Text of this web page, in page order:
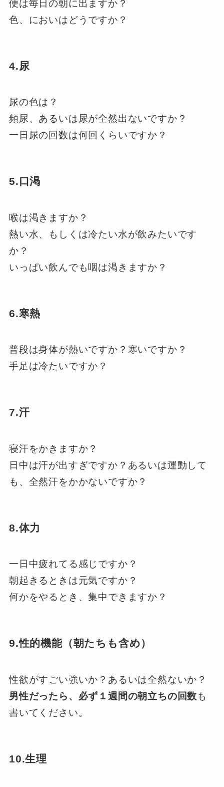
便は毎日の朝に出ますか？
色、においはどうですか？
4.尿
尿の色は？
頻尿、あるいは尿が全然出ないですか？
一日尿の回数は何回くらいですか？
5.口渇
喉は渇きますか？
熱い水、もしくは冷たい水が飲みたいです
か？
いっぱい飲んでも咽は渇きますか？
6.寒熱
普段は身体が熱いですか？寒いですか？
手足は冷たいですか？
7.汗
寝汗をかきますか？
日中は汗が出すぎですか？あるいは運動して
も、全然汗をかかないですか？
8.体力
一日中疲れてる感じですか？
朝起きるときは元気ですか？
何かをやるとき、集中できますか？
9.性的機能（朝たちも含め）
性欲がすごい強いか？あるいは全然ないか？
男性だったら、必ず１週間の朝立ちの回数も
書いてください。
10.生理